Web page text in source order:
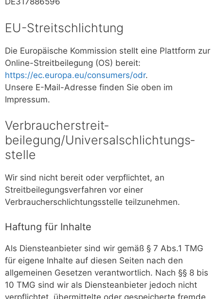
EU-Streitschlichtung
Die Europäische Kommission stellt eine Plattform zur
Online-Streitbeilegung (OS) bereit:
https://ec.europa.eu/consumers/odr.
Unsere E-Mail-Adresse finden Sie oben im
Impressum.
Verbraucher­streit­
beilegung/Universal­schlichtungs­
stelle
Wir sind nicht bereit oder verpflichtet, an
Streitbeilegungsverfahren vor einer
Verbraucherschlichtungsstelle teilzunehmen.
Haftung für Inhalte
Als Diensteanbieter sind wir gemäß § 7 Abs.1 TMG
für eigene Inhalte auf diesen Seiten nach den
allgemeinen Gesetzen verantwortlich. Nach §§ 8 bis
10 TMG sind wir als Diensteanbieter jedoch nicht
verpflichtet, übermittelte oder gespeicherte fremde